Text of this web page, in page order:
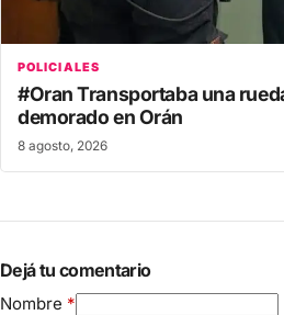
POLICIALES
#Oran Transportaba una
demorado en Orán
8 agosto, 2026
Dejá tu comentario
Nombre *